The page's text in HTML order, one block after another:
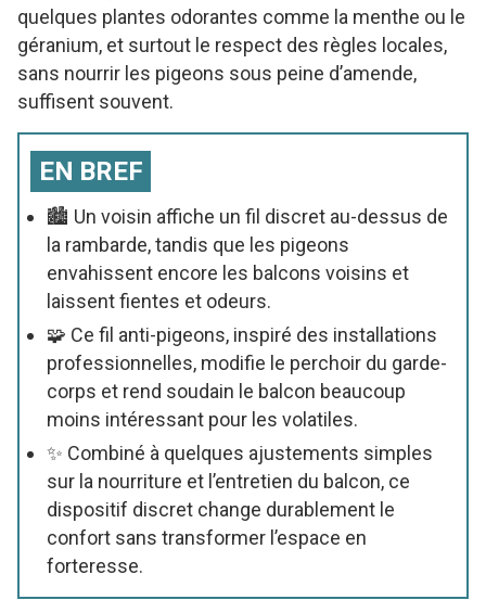
quelques plantes odorantes comme la menthe ou le
géranium, et surtout le respect des règles locales,
sans nourrir les pigeons sous peine d’amende,
suffisent souvent.
EN BREF
🏙️ Un voisin affiche un fil discret au-dessus de
la rambarde, tandis que les pigeons
envahissent encore les balcons voisins et
laissent fientes et odeurs.
🧩 Ce fil anti-pigeons, inspiré des installations
professionnelles, modifie le perchoir du garde-
corps et rend soudain le balcon beaucoup
moins intéressant pour les volatiles.
✨ Combiné à quelques ajustements simples
sur la nourriture et l’entretien du balcon, ce
dispositif discret change durablement le
confort sans transformer l’espace en
forteresse.